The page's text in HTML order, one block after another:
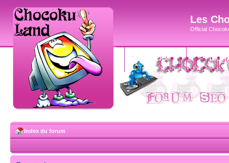
Les
Official
accueil blog
Index du forum